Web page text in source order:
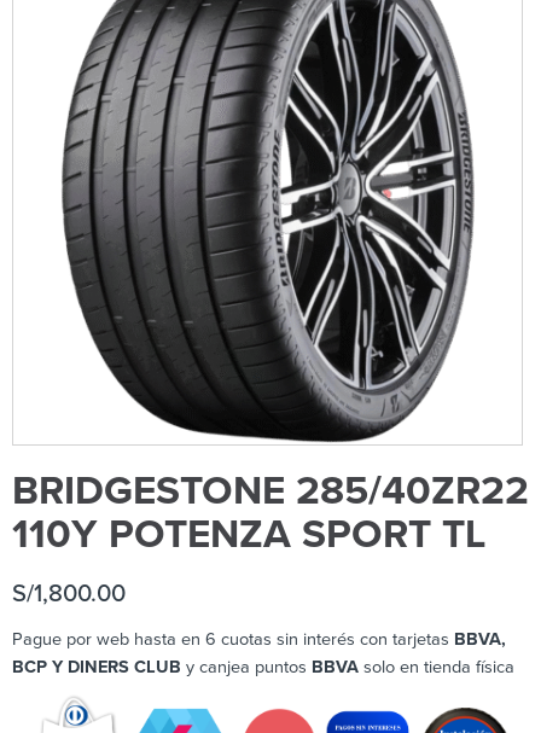
BRIDGESTONE 285/40ZR22
110Y POTENZA SPORT TL
S/1,800.00
Pague por web hasta en 6 cuotas sin interés con tarjetas BBVA,
BCP Y DINERS CLUB y canjea puntos BBVA solo en tienda física